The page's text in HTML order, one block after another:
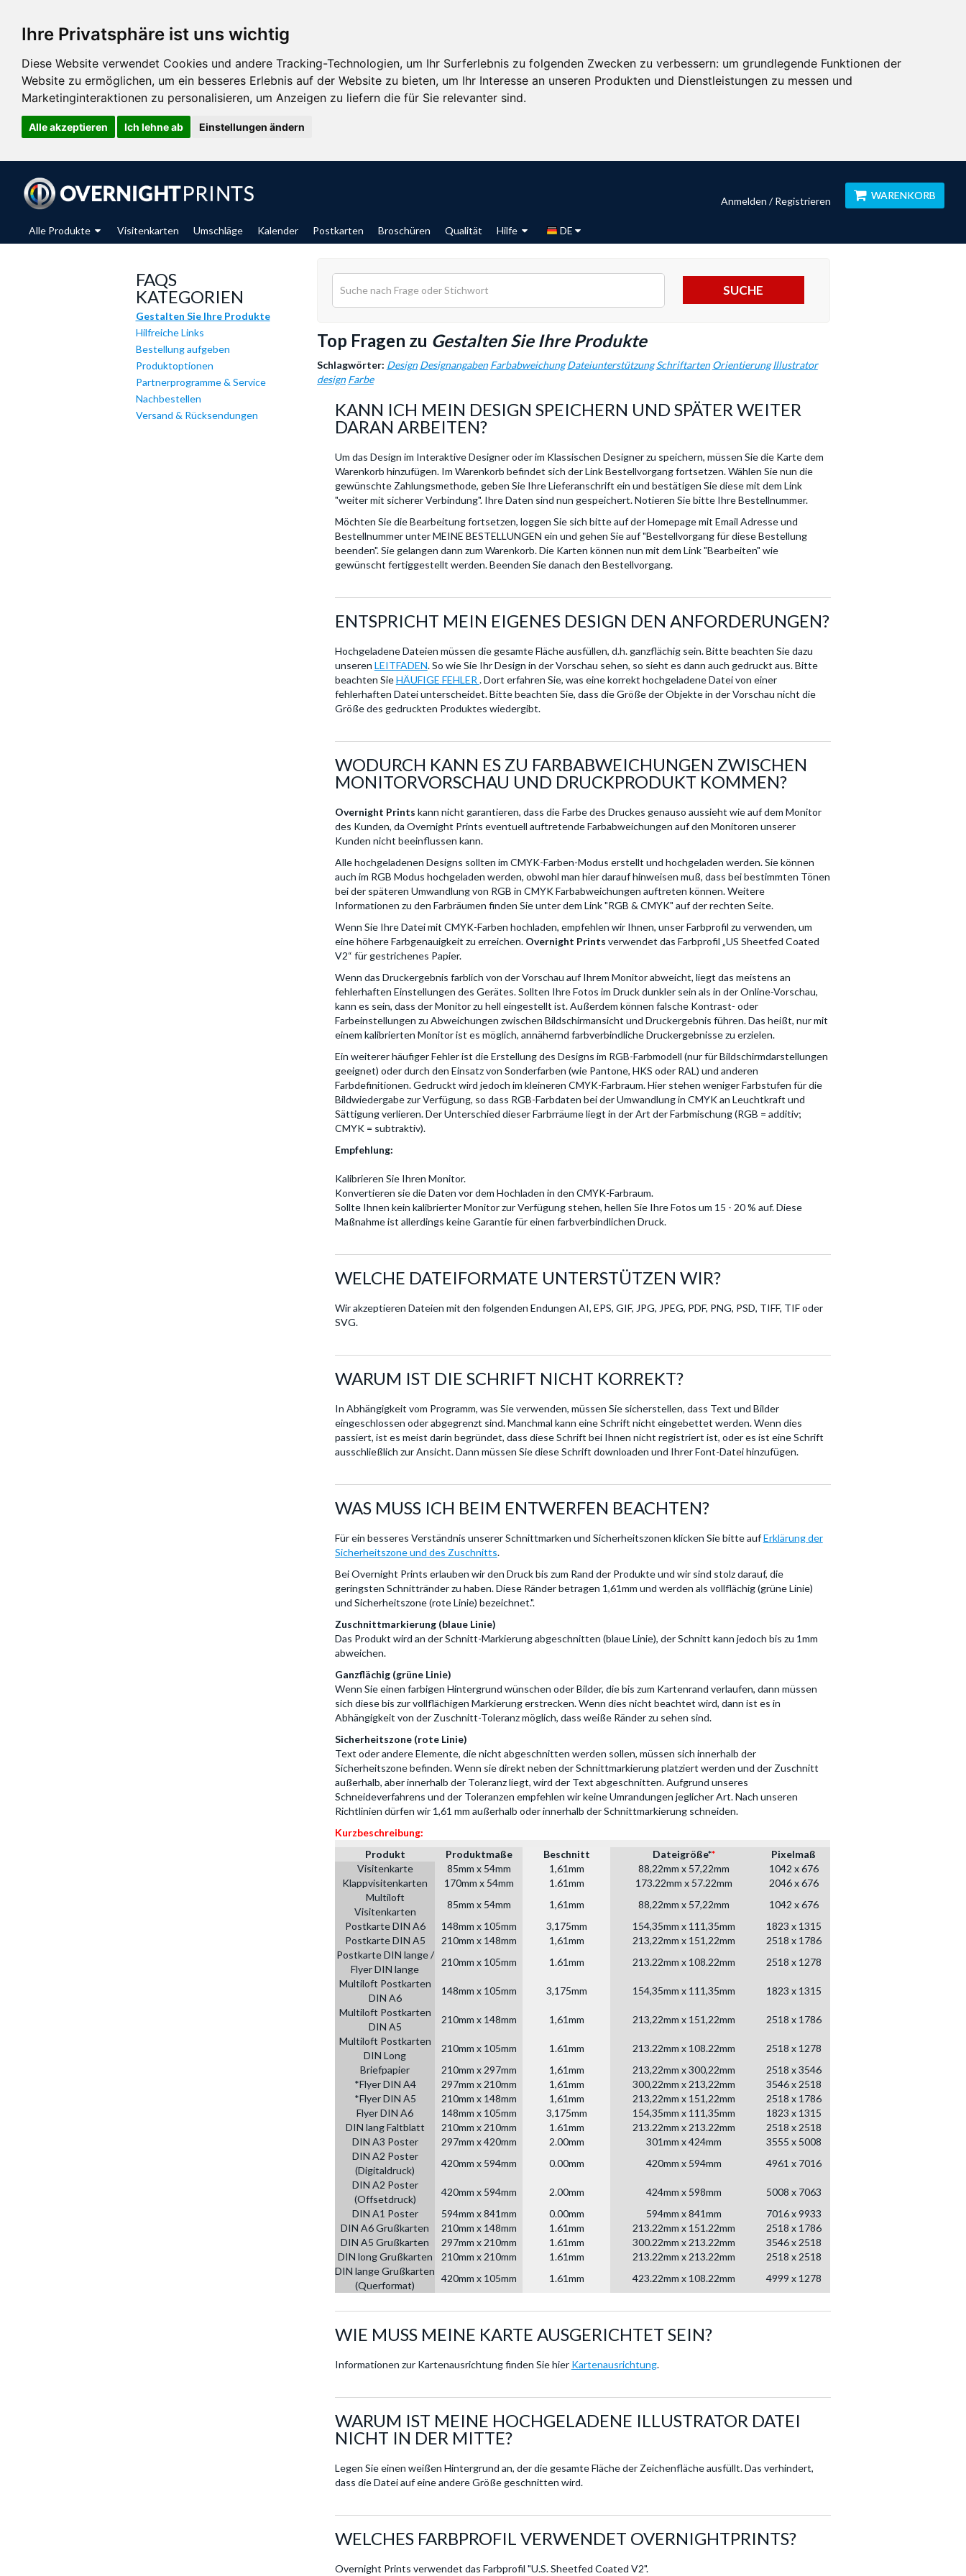
Ihre Privatsphäre ist uns wichtig
Diese Website verwendet Cookies und andere Tracking-Technologien, um Ihr Surferlebnis zu folgenden Zwecken zu verbessern: um grundlegende Funktionen der
Website zu ermöglichen, um ein besseres Erlebnis auf der Website zu bieten, um Ihr Interesse an unseren Produkten und Dienstleistungen zu messen und
Marketinginteraktionen zu personalisieren, um Anzeigen zu liefern die für Sie relevanter sind.
Alle akzeptieren Ich lehne ab Einstellungen ändern
Alle Produkte Visitenkarten Umschläge Kalender Postkarten Broschüren Qualität Hilfe DE
Anmelden / Registrieren WARENKORB
FAQS
KATEGORIEN
Gestalten Sie Ihre Produkte
Hilfreiche Links
Bestellung aufgeben
Produktoptionen
Partnerprogramme & Service
Nachbestellen
Versand & Rücksendungen
SUCHE
Top Fragen zu Gestalten Sie Ihre Produkte
Schlagwörter: Design Designangaben Farbabweichung Dateiunterstützung Schriftarten Orientierung Illustrator
design Farbe
KANN ICH MEIN DESIGN SPEICHERN UND SPÄTER WEITER
DARAN ARBEITEN?
Um das Design im Interaktive Designer oder im Klassischen Designer zu speichern, müssen Sie die Karte dem
Warenkorb hinzufügen. Im Warenkorb befindet sich der Link Bestellvorgang fortsetzen. Wählen Sie nun die
gewünschte Zahlungsmethode, geben Sie Ihre Lieferanschrift ein und bestätigen Sie diese mit dem Link
"weiter mit sicherer Verbindung". Ihre Daten sind nun gespeichert. Notieren Sie bitte Ihre Bestellnummer.
Möchten Sie die Bearbeitung fortsetzen, loggen Sie sich bitte auf der Homepage mit Email Adresse und
Bestellnummer unter MEINE BESTELLUNGEN ein und gehen Sie auf "Bestellvorgang für diese Bestellung
beenden". Sie gelangen dann zum Warenkorb. Die Karten können nun mit dem Link "Bearbeiten" wie
gewünscht fertiggestellt werden. Beenden Sie danach den Bestellvorgang.
ENTSPRICHT MEIN EIGENES DESIGN DEN ANFORDERUNGEN?
Hochgeladene Dateien müssen die gesamte Fläche ausfüllen, d.h. ganzflächig sein. Bitte beachten Sie dazu
unseren LEITFADEN. So wie Sie Ihr Design in der Vorschau sehen, so sieht es dann auch gedruckt aus. Bitte
beachten SieHÄUFIGE FEHLER . Dort erfahren Sie, was eine korrekt hochgeladene Datei von einer
fehlerhaften Datei unterscheidet. Bitte beachten Sie, dass die Größe der Objekte in der Vorschau nicht die
Größe des gedruckten Produktes wiedergibt.
WODURCH KANN ES ZU FARBABWEICHUNGEN ZWISCHEN
MONITORVORSCHAU UND DRUCKPRODUKT KOMMEN?
Overnight Prints kann nicht garantieren, dass die Farbe des Druckes genauso aussieht wie auf dem Monitor
des Kunden, da Overnight Prints eventuell auftretende Farbabweichungen auf den Monitoren unserer
Kunden nicht beeinflussen kann.
Alle hochgeladenen Designs sollten im CMYK-Farben-Modus erstellt und hochgeladen werden. Sie können
auch im RGB Modus hochgeladen werden, obwohl man hier darauf hinweisen muß, dass bei bestimmten Tönen
bei der späteren Umwandlung von RGB in CMYK Farbabweichungen auftreten können. Weitere
Informationen zu den Farbräumen finden Sie unter dem Link "RGB & CMYK" auf der rechten Seite.
Wenn Sie Ihre Datei mit CMYK-Farben hochladen, empfehlen wir Ihnen, unser Farbprofil zu verwenden, um
eine höhere Farbgenauigkeit zu erreichen. Overnight Prints verwendet das Farbprofil „US Sheetfed Coated
V2“ für gestrichenes Papier.
Wenn das Druckergebnis farblich von der Vorschau auf Ihrem Monitor abweicht, liegt das meistens an
fehlerhaften Einstellungen des Gerätes. Sollten Ihre Fotos im Druck dunkler sein als in der Online-Vorschau,
kann es sein, dass der Monitor zu hell eingestellt ist. Außerdem können falsche Kontrast- oder
Farbeinstellungen zu Abweichungen zwischen Bildschirmansicht und Druckergebnis führen. Das heißt, nur mit
einem kalibrierten Monitor ist es möglich, annähernd farbverbindliche Druckergebnisse zu erzielen.
Ein weiterer häufiger Fehler ist die Erstellung des Designs im RGB-Farbmodell (nur für Bildschirmdarstellungen
geeignet) oder durch den Einsatz von Sonderfarben (wie Pantone, HKS oder RAL) und anderen
Farbdefinitionen. Gedruckt wird jedoch im kleineren CMYK-Farbraum. Hier stehen weniger Farbstufen für die
Bildwiedergabe zur Verfügung, so dass RGB-Farbdaten bei der Umwandlung in CMYK an Leuchtkraft und
Sättigung verlieren. Der Unterschied dieser Farbrräume liegt in der Art der Farbmischung (RGB = additiv;
CMYK = subtraktiv).
Empfehlung:
Kalibrieren Sie Ihren Monitor.
Konvertieren sie die Daten vor dem Hochladen in den CMYK-Farbraum.
Sollte Ihnen kein kalibrierter Monitor zur Verfügung stehen, hellen Sie Ihre Fotos um 15 - 20 % auf. Diese
Maßnahme ist allerdings keine Garantie für einen farbverbindlichen Druck.
WELCHE DATEIFORMATE UNTERSTÜTZEN WIR?
Wir akzeptieren Dateien mit den folgenden Endungen AI, EPS, GIF, JPG, JPEG, PDF, PNG, PSD, TIFF, TIF oder
SVG.
WARUM IST DIE SCHRIFT NICHT KORREKT?
In Abhängigkeit vom Programm, was Sie verwenden, müssen Sie sicherstellen, dass Text und Bilder
eingeschlossen oder abgegrenzt sind. Manchmal kann eine Schrift nicht eingebettet werden. Wenn dies
passiert, ist es meist darin begründet, dass diese Schrift bei Ihnen nicht registriert ist, oder es ist eine Schrift
ausschließlich zur Ansicht. Dann müssen Sie diese Schrift downloaden und Ihrer Font-Datei hinzufügen.
WAS MUSS ICH BEIM ENTWERFEN BEACHTEN?
Für ein besseres Verständnis unserer Schnittmarken und Sicherheitszonen klicken Sie bitte aufErklärung der
Sicherheitszone und des Zuschnitts.
Bei Overnight Prints erlauben wir den Druck bis zum Rand der Produkte und wir sind stolz darauf, die
geringsten Schnittränder zu haben. Diese Ränder betragen 1,61mm und werden als vollflächig (grüne Linie)
und Sicherheitszone (rote Linie) bezeichnet.".
Zuschnittmarkierung (blaue Linie)
Das Produkt wird an der Schnitt-Markierung abgeschnitten (blaue Linie), der Schnitt kann jedoch bis zu 1mm
abweichen.
Ganzflächig (grüne Linie)
Wenn Sie einen farbigen Hintergrund wünschen oder Bilder, die bis zum Kartenrand verlaufen, dann müssen
sich diese bis zur vollflächigen Markierung erstrecken. Wenn dies nicht beachtet wird, dann ist es in
Abhängigkeit von der Zuschnitt-Toleranz möglich, dass weiße Ränder zu sehen sind.
Sicherheitszone (rote Linie)
Text oder andere Elemente, die nicht abgeschnitten werden sollen, müssen sich innerhalb der
Sicherheitszone befinden. Wenn sie direkt neben der Schnittmarkierung platziert werden und der Zuschnitt
außerhalb, aber innerhalb der Toleranz liegt, wird der Text abgeschnitten. Aufgrund unseres
Schneideverfahrens und der Toleranzen empfehlen wir keine Umrandungen jeglicher Art. Nach unseren
Richtlinien dürfen wir 1,61 mm außerhalb oder innerhalb der Schnittmarkierung schneiden.
Kurzbeschreibung:
Produkt
Produktmaße Beschnitt Dateigröße**
Pixelmaß
Visitenkarte
85mm x 54mm 1,61mm 88,22mm x 57,22mm
1042 x 676
Klappvisitenkarten
170mm x 54mm 1.61mm 173.22mm x 57.22mm
2046 x 676
Multiloft
Visitenkarten
85mm x 54mm 1,61mm 88,22mm x 57,22mm
1042 x 676
Postkarte DIN A6
148mm x 105mm 3,175mm 154,35mm x 111,35mm
1823 x 1315
Postkarte DIN A5
210mm x 148mm 1,61mm 213,22mm x 151,22mm
2518 x 1786
Postkarte DIN lange /
Flyer DIN lange
210mm x 105mm 1.61mm 213.22mm x 108.22mm
2518 x 1278
Multiloft Postkarten
DIN A6
148mm x 105mm 3,175mm 154,35mm x 111,35mm
1823 x 1315
Multiloft Postkarten
DIN A5
210mm x 148mm 1,61mm 213,22mm x 151,22mm
2518 x 1786
Multiloft Postkarten
DIN Long
210mm x 105mm 1.61mm 213.22mm x 108.22mm
2518 x 1278
Briefpapier
210mm x 297mm 1,61mm 213,22mm x 300,22mm
2518 x 3546
*Flyer DIN A4
297mm x 210mm 1,61mm 300,22mm x 213,22mm
3546 x 2518
*Flyer DIN A5
210mm x 148mm 1,61mm 213,22mm x 151,22mm
2518 x 1786
Flyer DIN A6
148mm x 105mm 3,175mm 154,35mm x 111,35mm
1823 x 1315
DIN lang Faltblatt
210mm x 210mm 1.61mm 213.22mm x 213.22mm
2518 x 2518
DIN A3 Poster
297mm x 420mm 2.00mm 301mm x 424mm
3555 x 5008
DIN A2 Poster
(Digitaldruck)
420mm x 594mm 0.00mm 420mm x 594mm
4961 x 7016
DIN A2 Poster
(Offsetdruck)
420mm x 594mm 2.00mm 424mm x 598mm
5008 x 7063
DIN A1 Poster
594mm x 841mm 0.00mm 594mm x 841mm
7016 x 9933
DIN A6 Grußkarten
210mm x 148mm 1.61mm 213.22mm x 151.22mm
2518 x 1786
DIN A5 Grußkarten
297mm x 210mm 1.61mm 300.22mm x 213.22mm
3546 x 2518
DIN long Grußkarten
210mm x 210mm 1.61mm 213.22mm x 213.22mm
2518 x 2518
DIN lange Grußkarten
(Querformat)
420mm x 105mm 1.61mm 423.22mm x 108.22mm 4999 x 1278
WIE MUSS MEINE KARTE AUSGERICHTET SEIN?
Informationen zur Kartenausrichtung finden Sie hier Kartenausrichtung.
WARUM IST MEINE HOCHGELADENE ILLUSTRATOR DATEI
NICHT IN DER MITTE?
Legen Sie einen weißen Hintergrund an, der die gesamte Fläche der Zeichenfläche ausfüllt. Das verhindert,
dass die Datei auf eine andere Größe geschnitten wird.
WELCHES FARBPROFIL VERWENDET OVERNIGHTPRINTS?
Overnight Prints verwendet das Farbprofil "U.S. Sheetfed Coated V2".